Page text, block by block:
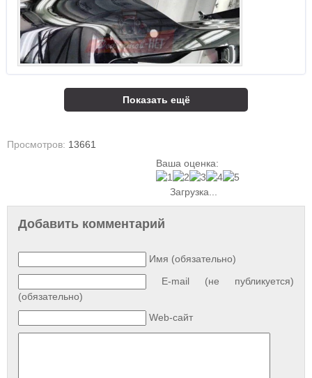
Показать ещё
Просмотров: 13661
Ваша оценка:
Загрузка...
Добавить комментарий
Имя (обязательно)
E-mail (не публикуется)
(обязательно)
Web-сайт